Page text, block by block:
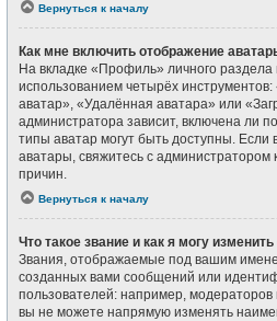
Вернуться к началу
Как мне включить отображение
На вкладке «Профиль» личного
использованием четырёх
аватар», «Удалённая аватара» или
администратора зависит, включена ли
типы аватар могут быть доступны. Если
аватары, свяжитесь с
причин.
Вернуться к началу
Что такое звание и как я могу изменить
Звания, отображаемые под вашим
созданных вами сообщений или
пользователей: например,
вы не можете напрямую изменять